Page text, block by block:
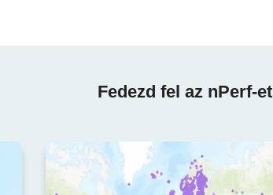
Fedezd fel az nPerf-